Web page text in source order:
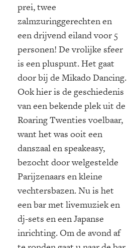
prei, twee
zalmzuringgerechten en
een drijvend eiland voor 5
personen! De vrolijke sfeer
is een pluspunt. Het gaat
door bij de Mikado Dancing.
Ook hier is de geschiedenis
van een bekende plek uit de
Roaring Twenties voelbaar,
want het was ooit een
danszaal en speakeasy,
bezocht door welgestelde
Parijzenaars en kleine
vechtersbazen. Nu is het
een bar met livemuziek en
dj-sets en een Japanse
inrichting. Om de avond af